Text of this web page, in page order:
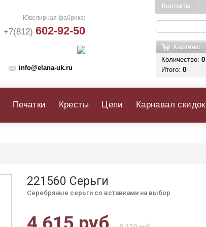
Ювелирная фабрика:
+7(812) 602-92-50
info@elana-uk.ru
Контакты
Количество: 0
Итого: 0
Печатки Кресты Цепи Карнавал скидок
221560 Серьги
Серебряные серьги со вставками на выбор